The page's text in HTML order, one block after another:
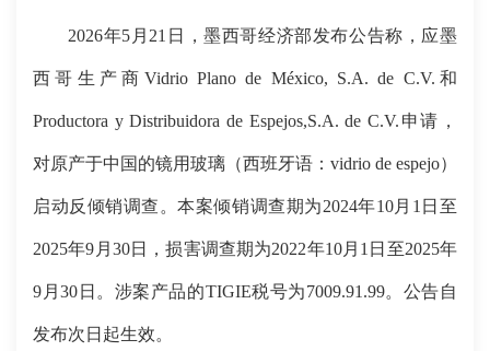
2026年5月21日，墨西哥经济部发布公告称，应墨
西哥生产商Vidrio Plano de México, S.A. de C.V.和
Productora y Distribuidora de Espejos,S.A. de C.V.申请，
对原产于中国的镜用玻璃（西班牙语：vidrio de espejo）
启动反倾销调查。本案倾销调查期为2024年10月1日至
2025年9月30日，损害调查期为2022年10月1日至2025年
9月30日。涉案产品的TIGIE税号为7009.91.99。公告自
发布次日起生效。